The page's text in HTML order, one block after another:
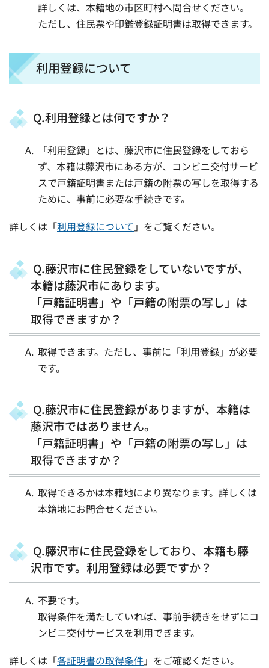
詳しくは、本籍地の市区町村へ問合せください。
ただし、住民票や印鑑登録証明書は取得できます。
利用登録について
Q.利用登録とは何ですか？
「利用登録」とは、藤沢市に住民登録をしておら
ず、本籍は藤沢市にある方が、コンビニ交付サービ
スで戸籍証明書または戸籍の附票の写しを取得する
ために、事前に必要な手続きです。
詳しくは「利用登録について 」をご覧ください。
Q.藤沢市に住民登録をしていないですが、
本籍は藤沢市にあります。
「戸籍証明書」や「戸籍の附票の写し」は
取得できますか？
取得できます。ただし、事前に「利用登録」が必要
です。
Q.藤沢市に住民登録がありますが、本籍は
藤沢市ではありません。
「戸籍証明書」や「戸籍の附票の写し」は
取得できますか？
取得できるかは本籍地により異なります。詳しくは
本籍地にお問合せください。​​​​​​
Q.藤沢市に住民登録をしており、本籍も藤
沢市です。利用登録は必要ですか？
不要です。
取得条件を満たしていれば、事前手続きをせずにコ
ンビニ交付サービスを利用できます。
詳しくは「各証明書の取得条件」をご確認ください。